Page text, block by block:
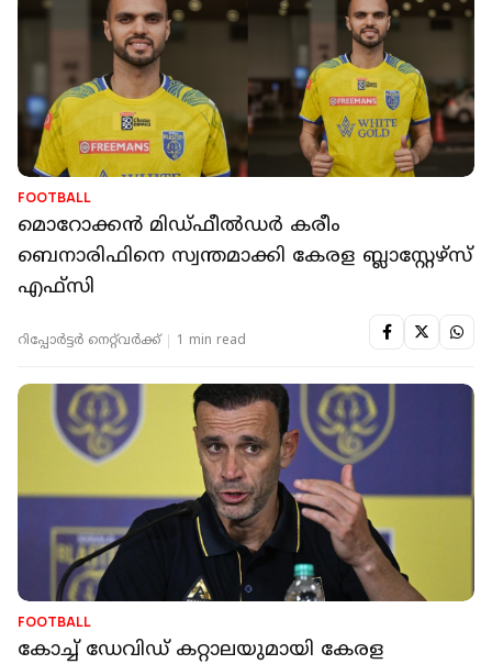
FOOTBALL
മൊറോക്കൻ മിഡ്‌ഫീൽഡർ കരീം
ബെനാരിഫിനെ സ്വന്തമാക്കി കേരള ബ്ലാസ്റ്റേഴ്‌സ്
എഫ്സി
റിപ്പോർട്ടർ നെറ്റ്‌വര്‍ക്ക്‌ 1 min read
FOOTBALL
കോച്ച് ഡേവിഡ് കറ്റാലയുമായി കേരള